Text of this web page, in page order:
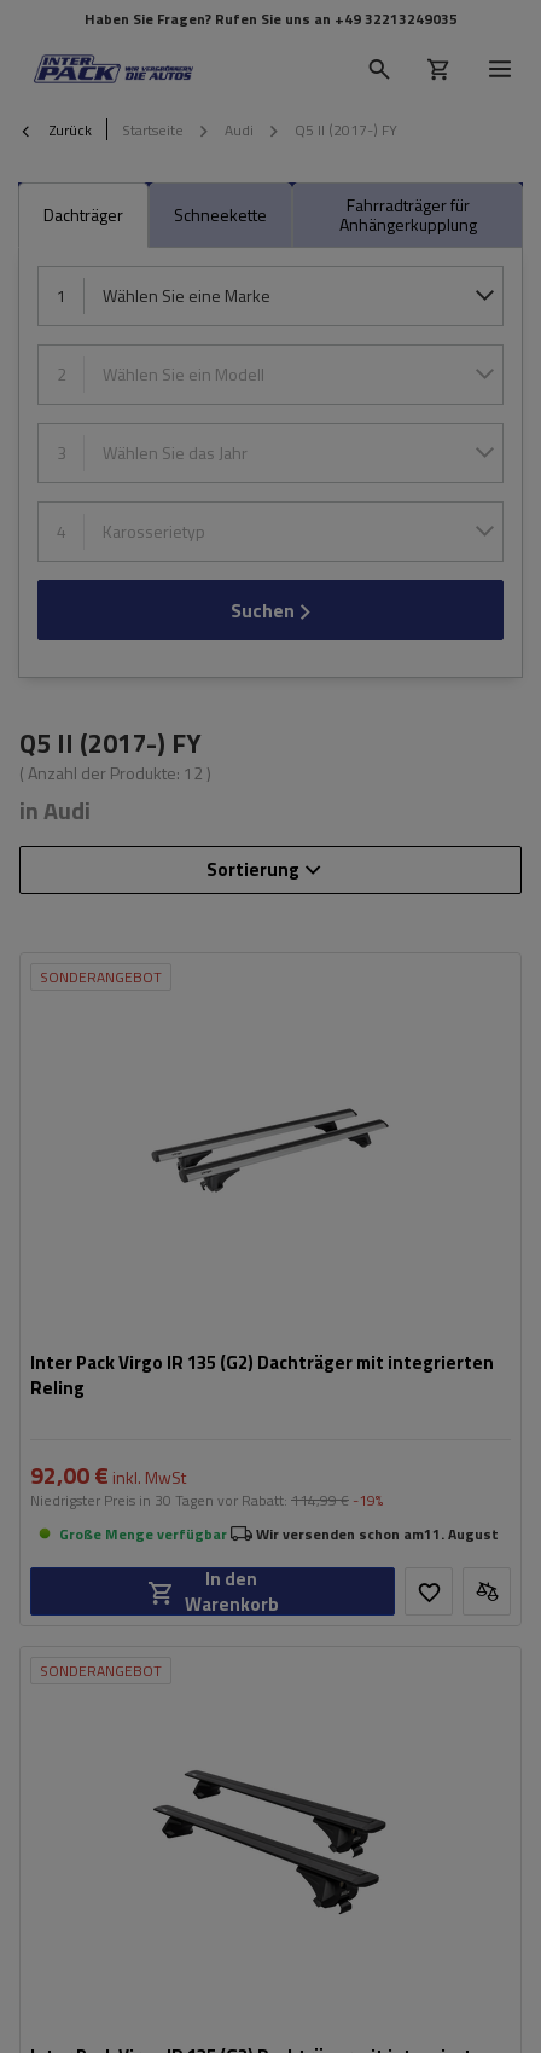
Haben Sie Fragen? Rufen Sie uns an +49 32213249035
Zurück Startseite Audi Q5 II (2017-) FY
Dachträger Schneekette Fahrradträger für
Anhängerkupplung
1 Wählen Sie eine Marke
2 Wählen Sie ein Modell
3 Wählen Sie das Jahr
4 Karosserietyp
Suchen
Q5 II (2017-) FY
( Anzahl der Produkte: 12 )
in Audi
Sortierung
SONDERANGEBOT
Inter Pack Virgo IR 135 (G2) Dachträger mit integrierten
Reling
92,00 € inkl. MwSt
Niedrigster Preis in 30 Tagen vor Rabatt: 114,99 € -19%
Große Menge verfügbar
Wir versenden schon am11. August
In den
Warenkorb
SONDERANGEBOT